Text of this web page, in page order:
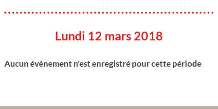
Lundi 12 mars 2018
Aucun évènement n'est enregistré pour cette période